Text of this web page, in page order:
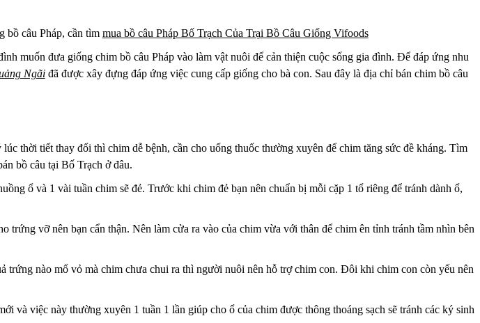
bồ câu Pháp, cần tìm mua bồ câu Pháp Bố Trạch Của Trại Bồ Câu Giống Vifoods
muốn đưa giống chim bồ câu Pháp vào làm vật nuôi để cản thiện cuộc sống gia đình. Để đáp ứng nhu
Ngãiđã được xây đựng đáp ứng việc cung cấp giống cho bà con. Sau đây là địa chỉ bán chim bồ câu
thời tiết thay đổi thì chim dễ bệnh, cần cho uống thuốc thường xuyên để chim tăng sức đề kháng. Tìm
bồ câu tại Bố Trạch ở đâu.
ổ và 1 vài tuần chim sẽ đẻ. Trước khi chim đẻ bạn nên chuẩn bị mỗi cặp 1 tổ riêng để tránh dành ổ,
trứng vỡ nên bạn cẩn thận. Nên làm cửa ra vào của chim vừa với thân để chim ên tỉnh tránh tầm nhìn bên
trứng nào mổ vỏ mà chim chưa chui ra thì người nuôi nên hỗ trợ chim con. Đôi khi chim con còn yếu nên
và việc này thường xuyên 1 tuần 1 lần giúp cho ổ của chim được thông thoáng sạch sẽ tránh các ký sinh